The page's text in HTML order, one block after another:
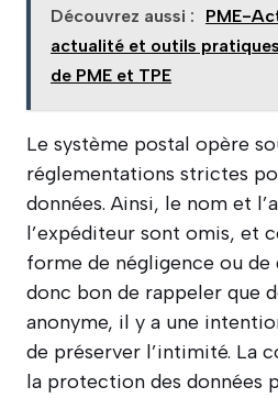
Découvrez aussi :
PME-
actualité et outils
de PME et TPE
Le système postal opère
réglementations strictes
données. Ainsi, le nom et
l’expéditeur sont omis, et
forme de négligence ou de
donc bon de rappeler que
anonyme, il y a une
de préserver l’intimité. La
la protection des données